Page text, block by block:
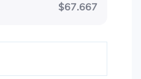
$67.667